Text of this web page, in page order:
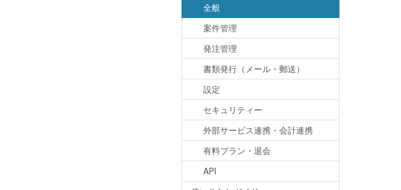
全般
案件管理
発注管理
書類発行（メール・郵送）
設定
セキュリティー
外部サービス連携・会計連携
有料プラン・退会
API